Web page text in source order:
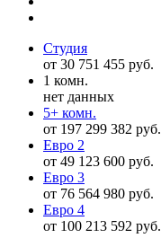
Студия
от 30 751 455 руб.
1 комн.
нет данных
5+ комн.
от 197 299 382 руб.
Евро 2
от 49 123 600 руб.
Евро 3
от 76 564 980 руб.
Евро 4
от 100 213 592 руб.